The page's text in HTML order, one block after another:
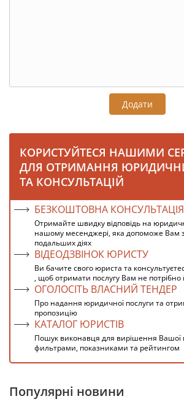
Додати
КОРИСТУЙТЕСЯ НАШИМИ
ДЛЯ ОТРИМАННЯ
ТА КОНСУЛЬТАЦІЙ
БЕЗКОШТОВНА КОНСУЛЬТАЦІЯ
Отримайте швидку відповідь на
нашому месенджері, яка допоможе Вам
подальших діях
ВІДЕОДЗВІНОК ЮРИСТУ
Ви бачите свого юриста та
, щоб отримати послугу Вам не
ОГОЛОСІТЬ ВЛАСНИЙ ТЕНДЕР
Про надання юридичної послуги та
пропозицію
КАТАЛОГ ЮРИСТІВ
Пошук виконавця для вирішення Вашої
фильтрами, показниками та рейтингом
Популярні новини